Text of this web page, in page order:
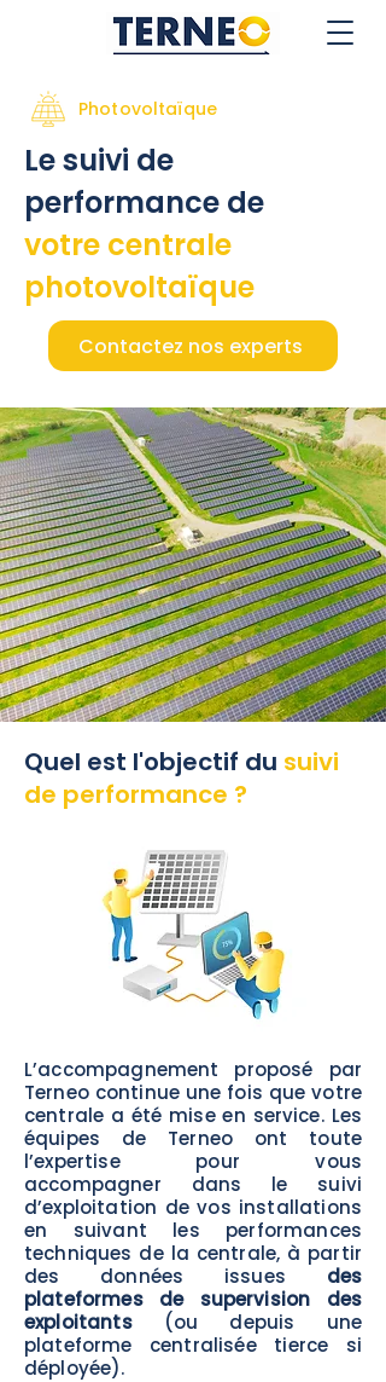
Photovoltaïque
Le suivi de
performance de
votre centrale
photovoltaïque
Contactez nos experts
Quel est l'objectif du suivi
de performance ?
L’accompagnement proposé par
Terneo continue une fois que votre
centrale a été mise en service. Les
équipes de Terneo ont toute
l’expertise pour vous
accompagner dans le suivi
d’exploitation de vos installations
en suivant les performances
techniques de la centrale, à partir
des données issues des
plateformes de supervision des
exploitants(ou depuis une
plateforme centralisée tierce si
déployée).